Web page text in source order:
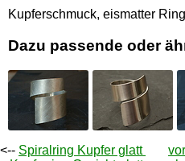
Kupferschmuck, eismatter Ring
Dazu passende oder
<-- Spiralring Kupfer glatt